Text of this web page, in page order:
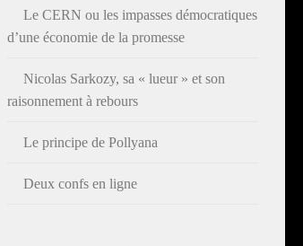
Le CERN ou les impasses démocratiques
d’une économie de la promesse
Nicolas Sarkozy, sa « lueur » et son
raisonnement à rebours
Le principe de Pollyana
Deux confs en ligne